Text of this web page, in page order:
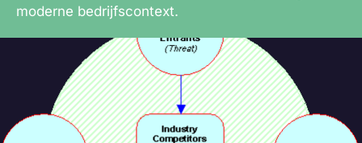
moderne bedrijfscontext.